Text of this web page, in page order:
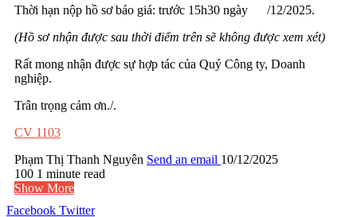
Thời hạn nộp hồ sơ báo giá: trước 15h30 ngày /12/2025.
(Hồ sơ nhận được sau thời điểm trên sẽ không được xem xét)
Rất mong nhận được sự hợp tác của Quý Công ty, Doanh
nghiệp.
Trân trọng cảm ơn./.
CV 1103
Phạm Thị Thanh Nguyên Send an email 10/12/2025
100 1 minute read
Show More
Facebook Twitter